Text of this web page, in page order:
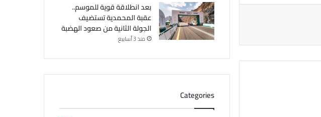
بعد انطلاقة قوية للموسم..
عقبة المحمدية تستضيف
الجولة الثانية من صعود الهضبة
منذ 3 أسابيع
Categories